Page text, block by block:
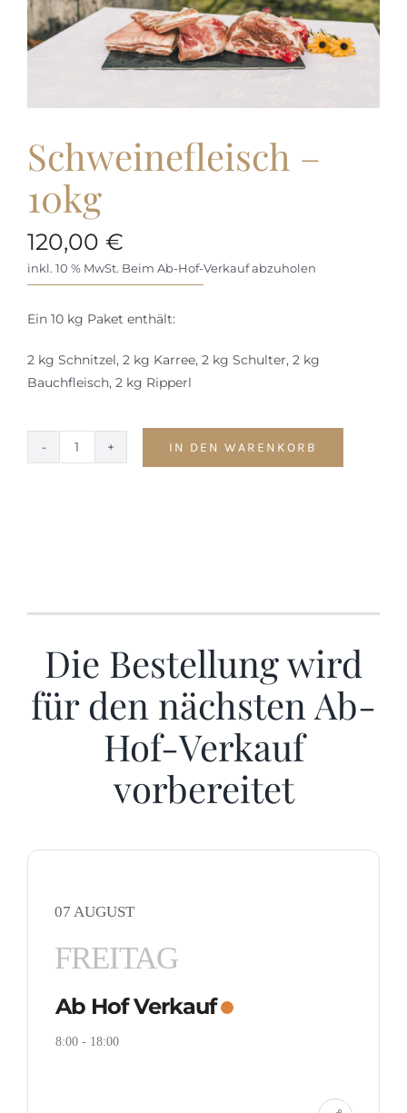
Schweinefleisch –
10kg
120,00 €
inkl. 10 % MwSt. Beim Ab-Hof-Verkauf abzuholen
Ein 10 kg Paket enthält:
2 kg Schnitzel, 2 kg Karree, 2 kg Schulter, 2 kg
Bauchfleisch, 2 kg Ripperl
Schweinefleisch
IN DEN WARENKORB
Die Bestellung wird
für den nächsten Ab-
Hof-Verkauf
vorbereitet
07 AUGUST
FREITAG
Ab Hof Verkauf
8:00- 18:00